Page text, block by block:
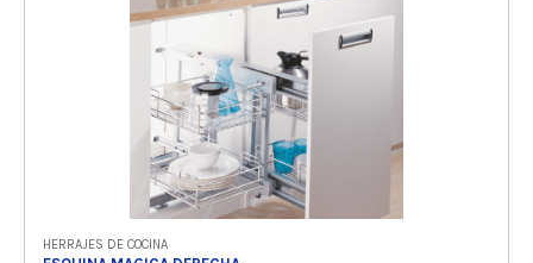
HERRAJES DE COCINA